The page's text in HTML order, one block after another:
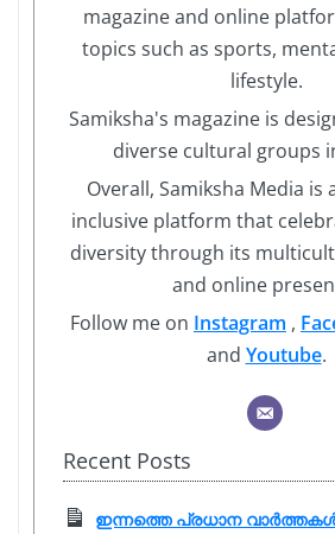
magazine and online
topics such as sports,
lifestyle.
Samiksha's magazine is
diverse cultural groups
Overall, Samiksha Media is
inclusive platform that
diversity through its
and online
Follow me on Instagram ,
and Youtube.
Recent Posts
ഇന്നത്തെ പ്രധാന വാർത്തകൾ